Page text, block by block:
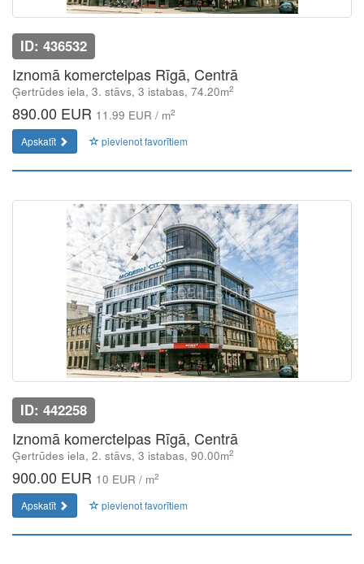
ID: 436532
Iznomā komerctelpas Rīgā, Centrā
Ģertrūdes iela, 3. stāvs, 3 istabas, 74.20m2
890.00 EUR 11.99 EUR / m2
Apskatīt pievienot favorītiem
ID: 442258
Iznomā komerctelpas Rīgā, Centrā
Ģertrūdes iela, 2. stāvs, 3 istabas, 90.00m2
900.00 EUR 10 EUR / m2
Apskatīt pievienot favorītiem